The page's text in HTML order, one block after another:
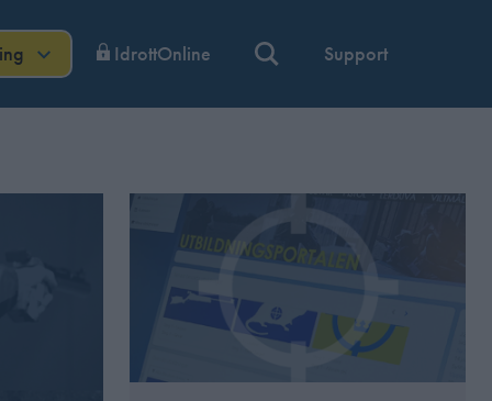
IdrottOnline Support